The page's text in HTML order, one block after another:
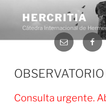
contenido
HERCRITIA
Cátedra Internacional de
Consulta urgente.
Correo
electrónico